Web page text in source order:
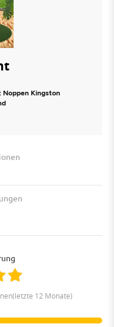
Noppen Kingston
12 Monate)